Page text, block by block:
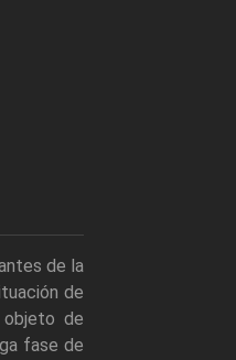
de la
de
de
fase de